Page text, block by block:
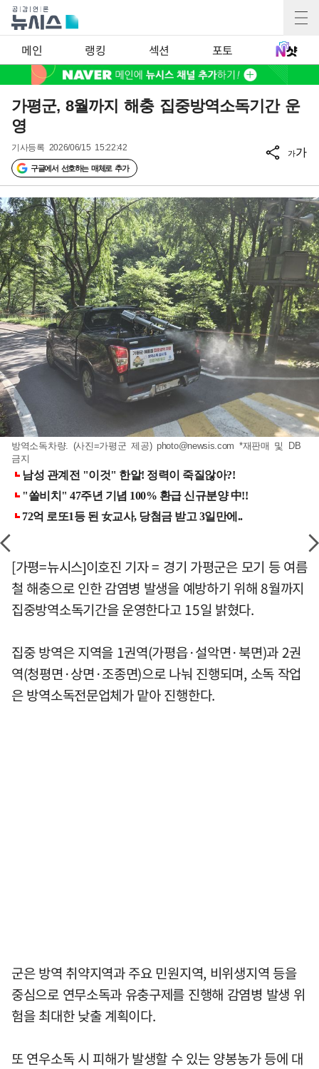
메인 랭킹 섹션 포토
가평군, 8월까지 해충 집중방역소독기간 운
영
기사등록 2026/06/15 15:22:42
구글에서 선호하는 매체로 추가
가가
방역소독차량. (사진=가평군 제공) photo@newsis.com *재판매 및 DB
금지
[가평=뉴시스]이호진 기자 = 경기 가평군은 모기 등 여름
철 해충으로 인한 감염병 발생을 예방하기 위해 8월까지
집중방역소독기간을 운영한다고 15일 밝혔다.
집중 방역은 지역을 1권역(가평읍·설악면·북면)과 2권
역(청평면·상면·조종면)으로 나눠 진행되며, 소독 작업
은 방역소독전문업체가 맡아 진행한다.
군은 방역 취약지역과 주요 민원지역, 비위생지역 등을
중심으로 연무소독과 유충구제를 진행해 감염병 발생 위
험을 최대한 낮출 계획이다.
또 연우소독 시 피해가 발생할 수 있는 양봉농가 등에 대